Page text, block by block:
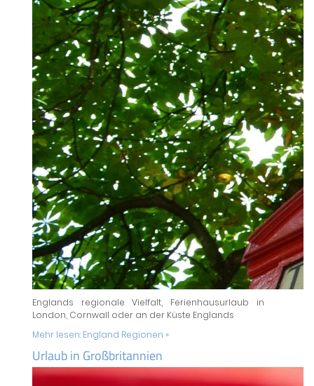
Englands regionale Vielfalt, Ferienhausurlaub in
London, Cornwall oder an der Küste Englands
Mehr lesen: England Regionen »
Urlaub in Großbritannien